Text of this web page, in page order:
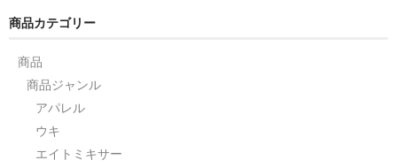
商品カテゴリー
商品
商品ジャンル
アパレル
ウキ
エイトミキサー